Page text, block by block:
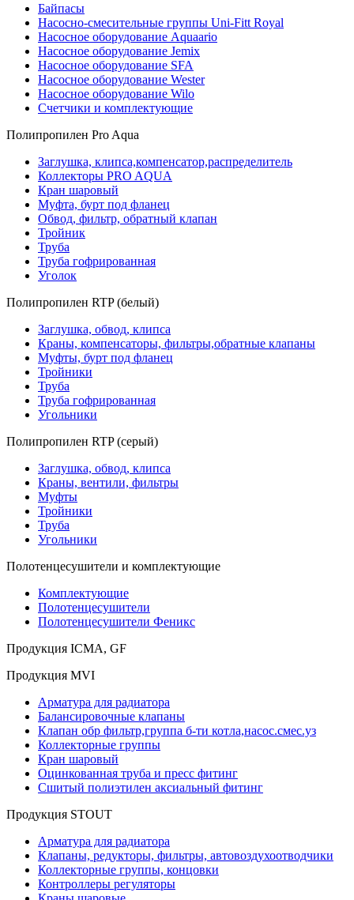
Байпасы
Насосно-смесительные группы Uni-Fitt Royal
Насосное оборудование Aquaario
Насосное оборудование Jemix
Насосное оборудование SFA
Насосное оборудование Wester
Насосное оборудование Wilo
Счетчики и комплектующие
Полипропилен Pro Aqua
Заглушка, клипса,компенсатор,распределитель
Коллекторы PRO AQUA
Кран шаровый
Муфта, бурт под фланец
Обвод, фильтр, обратный клапан
Тройник
Труба
Труба гофрированная
Уголок
Полипропилен RTP (белый)
Заглушка, обвод, клипса
Краны, компенсаторы, фильтры,обратные клапаны
Муфты, бурт под фланец
Тройники
Труба
Труба гофрированная
Угольники
Полипропилен RTP (серый)
Заглушка, обвод, клипса
Краны, вентили, фильтры
Муфты
Тройники
Труба
Угольники
Полотенцесушители и комплектующие
Комплектующие
Полотенцесушители
Полотенцесушители Феникс
Продукция ICMA, GF
Продукция MVI
Арматура для радиатора
Балансировочные клапаны
Клапан обр фильтр,группа б-ти котла,насос.смес.уз
Коллекторные группы
Кран шаровый
Оцинкованная труба и пресс фитинг
Сшитый полиэтилен аксиальный фитинг
Продукция STOUT
Арматура для радиатора
Клапаны, редукторы, фильтры, автовоздухоотводчики
Коллекторные группы, концовки
Контроллеры регуляторы